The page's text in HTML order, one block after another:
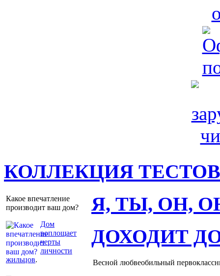
КОЛЛЕКЦИЯ ТЕСТОВ
Какое впечатление
производит ваш дом?
Дом
воплощает
черты
личности
жильцов.
Я, ТЫ, ОН,
ДОХОДИТ
Весной любвеобильный